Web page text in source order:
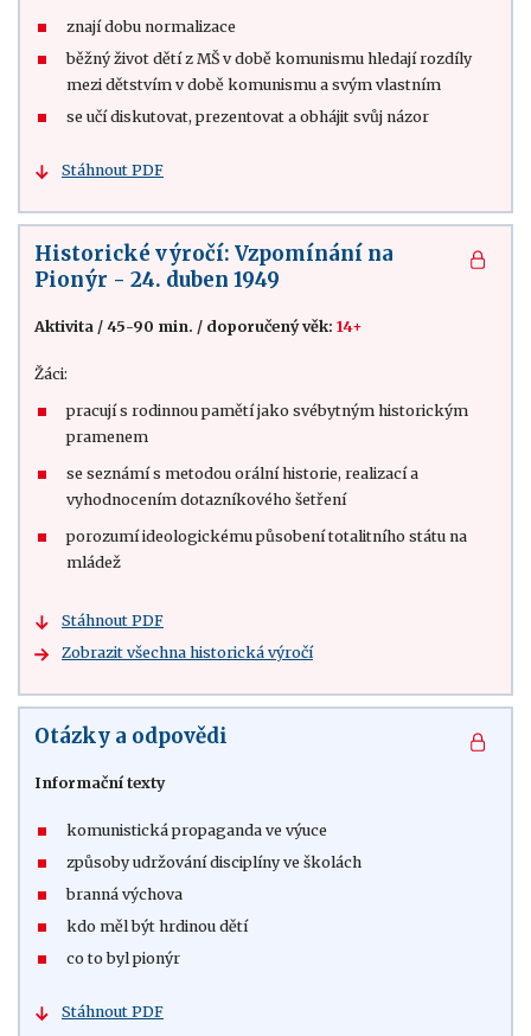
znají dobu normalizace
běžný život dětí z MŠ v době komunismu hledají rozdíly
mezi dětstvím v době komunismu a svým vlastním
se učí diskutovat, prezentovat a obhájit svůj názor
Stáhnout PDF
Historické výročí: Vzpomínání na
Pionýr - 24. duben 1949
Aktivita / 45-90 min. / doporučený věk: 14+
Žáci:
pracují s rodinnou pamětí jako svébytným historickým
pramenem
se seznámí s metodou orální historie, realizací a
vyhodnocením dotazníkového šetření
porozumí ideologickému působení totalitního státu na
mládež
Stáhnout PDF
Zobrazit všechna historická výročí
Otázky a odpovědi
Informační texty
komunistická propaganda ve výuce
způsoby udržování disciplíny ve školách
branná výchova
kdo měl být hrdinou dětí
co to byl pionýr
Stáhnout PDF